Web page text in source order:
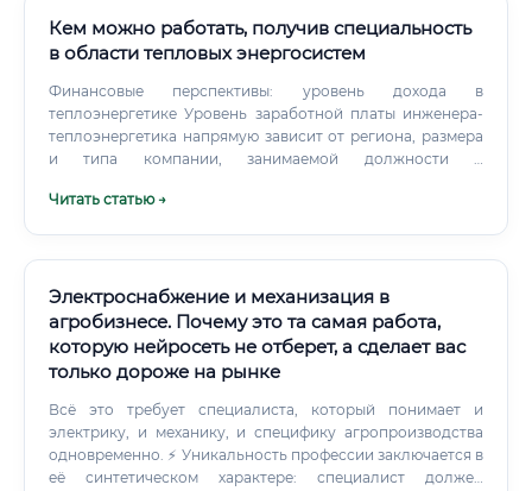
Кем можно работать, получив специальность
в области тепловых энергосистем
Финансовые перспективы: уровень дохода в
теплоэнергетике Уровень заработной платы инженера-
теплоэнергетика напрямую зависит от региона, размера
и типа компании, занимаемой должности и
редко встречаются сверхвысокие зарплаты, как в IT, но
плату в диапазоне от 50 000 до 80 000 рублей в месяц в
зависимости от региона.
Читать статью →
Электроснабжение и механизация в
агробизнесе. Почему это та самая работа,
которую нейросеть не отберет, а сделает вас
только дороже на рынке
Всё это требует специалиста, который понимает и
электрику, и механику, и специфику агропроизводства
одновременно. ⚡ Уникальность профессии заключается в
её синтетическом характере: специалист должен